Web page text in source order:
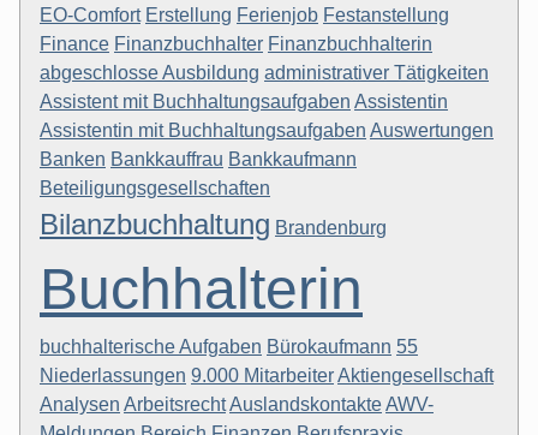
EO-Comfort Erstellung Ferienjob Festanstellung
Finance Finanzbuchhalter Finanzbuchhalterin
abgeschlosse Ausbildung administrativer Tätigkeiten
Assistent mit Buchhaltungsaufgaben Assistentin
Assistentin mit Buchhaltungsaufgaben Auswertungen
Banken Bankkauffrau Bankkaufmann
Beteiligungsgesellschaften
Bilanzbuchhaltung Brandenburg
Buchhalterin
buchhalterische Aufgaben Bürokaufmann 55
Niederlassungen 9.000 MitarbeiterAktiengesellschaft
Analysen ArbeitsrechtAuslandskontakteAWV-